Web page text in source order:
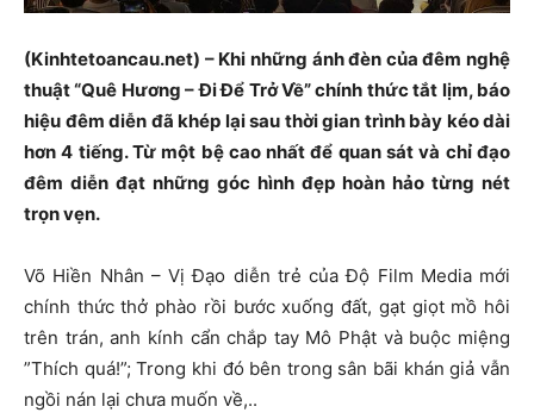
(Kinhtetoancau.net) – Khi những ánh đèn của đêm nghệ
thuật “Quê Hương – Đi Để Trở Về” chính thức tắt lịm, báo
hiệu đêm diễn đã khép lại sau thời gian trình bày kéo dài
hơn 4 tiếng. Từ một bệ cao nhất để quan sát và chỉ đạo
đêm diễn đạt những góc hình đẹp hoàn hảo từng nét
trọn vẹn.
Võ Hiền Nhân – Vị Đạo diễn trẻ của Độ Film Media mới
chính thức thở phào rồi bước xuống đất, gạt giọt mồ hôi
trên trán, anh kính cẩn chắp tay Mô Phật và buộc miệng
”Thích quá!”; Trong khi đó bên trong sân bãi khán giả vẫn
ngồi nán lại chưa muốn về,..